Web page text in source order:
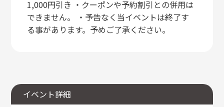
1,000円引き ・クーポンや予約割引との併用は
できません。 ・予告なく当イベントは終了す
る事があります。予めご了承ください。
イベント詳細